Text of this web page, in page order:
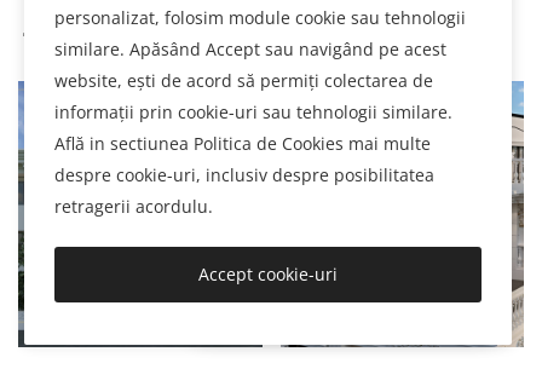
personalizat, folosim module cookie sau tehnologii
similare. Apăsând Accept sau navigând pe acest
website, ești de acord să permiți colectarea de
informații prin cookie-uri sau tehnologii similare.
Află in sectiunea Politica de Cookies mai multe
despre cookie-uri, inclusiv despre posibilitatea
retragerii acordulu.
Accept cookie-uri